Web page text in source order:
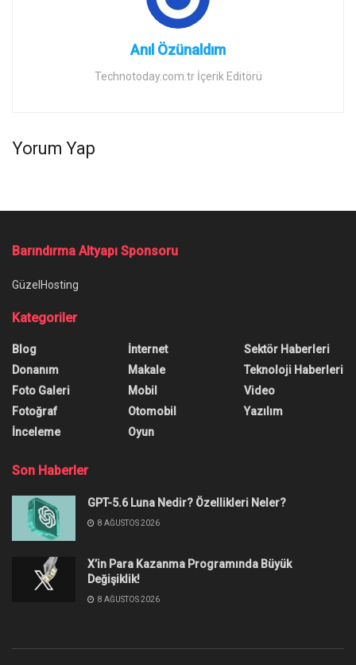
Anıl Özünaldım
Technotoday.com.tr İçerik Editörü
Yorum Yap
Barındırma Altyapı Sponsoru
GüzelHosting
Kategoriler
Blog
Donanım
Foto Galeri
Fotoğraf
İnceleme
İnternet
Makale
Mobil
Otomobil
Oyun
Sektör Haberleri
Teknoloji Haberleri
Video
Yazılım
Son Haberler
GPT-5.6 Luna Nedir? Özellikleri Neler?
8 AĞUSTOS 2026
X’in Para Kazanma Programında Büyük
Değişiklik!
8 AĞUSTOS 2026